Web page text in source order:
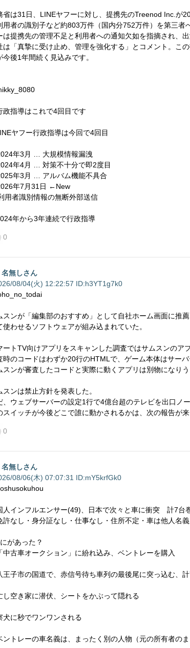
省は31日、LINEヤフーに対し、提携先のTreenod Inc.が
用者の識別子など約803万件（国内分752万件）を第三
は提携先の管理不足と利用者への通知欠如を指摘され、
は「真摯に受け止め、管理を強化する」とコメント。こ
今後1年間続く見込みです。
政指導はこれで4回目です
ヤフー行政指導は今回で4回目
年3月 … 大規模情報漏洩
年4月 … 対策不十分で即2度目
年3月 … アルバム機能不具合
年7月31日 ←New
用者識別情報の無断外部送信
年から3年連続で行政指導
0
名無しさん
08/04(火) 12:22:57 ID:h3YT1g7k0
スンが「編集部のおすすめ」として自社ホーム画面に推
使わせるソフトウェアが組み込まれていた。
ートTV向けアプリをスキャンした調査ではサムスンのア
時のコードはわずか20行のHTMLで、ゲーム本体はサーバ
スンが審査したコードと実際に動くアプリは別物になりう
スンは禁止方針を発表した。
、ウェブサーバーの設定1行で4億台超のテレビを出口ノ
スイッチが今後どこで誰に動かされるかは、次の報告が来
0
名無しさん
08/06(木) 07:07:31 ID:mY5krfGk0
人インフルエンサー(49)、日本で次々と車に衝突 計7
なし・身分証なし・仕事なし・住所不定・車は他人名義
があった？
中古車オークション」に紛れ込み、ベントレーを購入
王子市の国道で、赤信号待ち車列の最後尾に突っ込む、
し空き家に潜伏、シートをかぶって隠れる
犬に秒でワンワンされる
ントレーの車名義は、まったく別の人物（元の所有者の